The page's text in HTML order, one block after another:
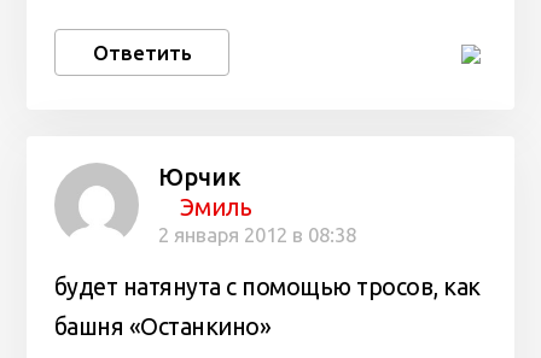
Ответить
Юрчик
Эмиль
2 января 2012 в 08:38
будет натянута с помощью тросов, как
башня «Останкино»